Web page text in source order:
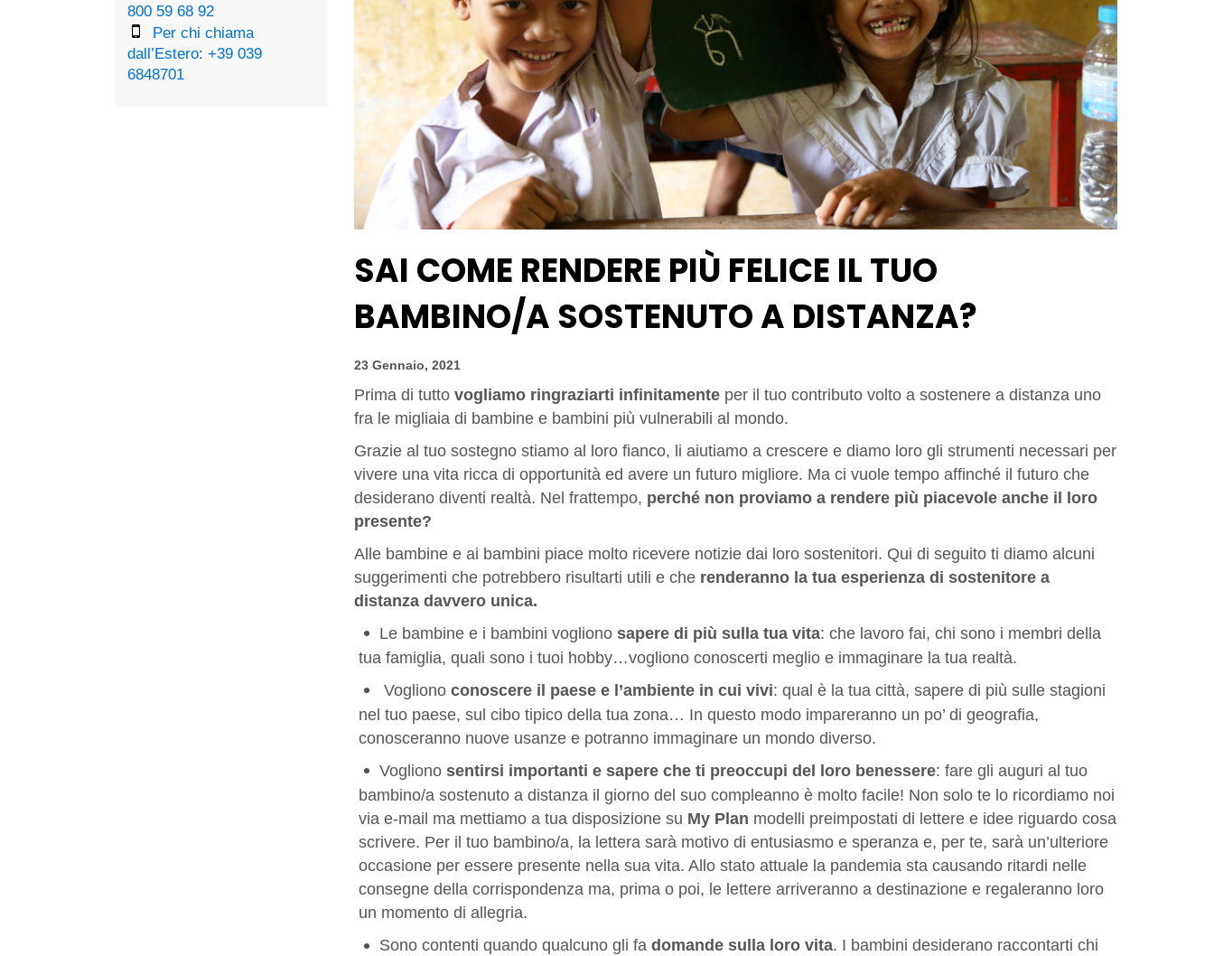
800 59 68 92
Per chi chiama
dall’Estero: +39 039
6848701
SAI COME RENDERE PIÙ FELICE IL TUO
BAMBINO/A SOSTENUTO A DISTANZA?
23 Gennaio, 2021
Prima di tutto vogliamo ringraziarti infinitamente per il tuo contributo volto a sostenere a distanza uno
fra le migliaia di bambine e bambini più vulnerabili al mondo.
Grazie al tuo sostegno stiamo al loro fianco, li aiutiamo a crescere e diamo loro gli strumenti necessari per
vivere una vita ricca di opportunità ed avere un futuro migliore. Ma ci vuole tempo affinché il futuro che
desiderano diventi realtà. Nel frattempo, perché non proviamo a rendere più piacevole anche il loro
presente?
Alle bambine e ai bambini piace molto ricevere notizie dai loro sostenitori. Qui di seguito ti diamo alcuni
suggerimenti che potrebbero risultarti utili e che renderanno la tua esperienza di sostenitore a
distanza davvero unica.
Le bambine e i bambini vogliono sapere di più sulla tua vita: che lavoro fai, chi sono i membri della
tua famiglia, quali sono i tuoi hobby…vogliono conoscerti meglio e immaginare la tua realtà.
Vogliono conoscere il paese e l’ambiente in cui vivi: qual è la tua città, sapere di più sulle stagioni
nel tuo paese, sul cibo tipico della tua zona… In questo modo impareranno un po’ di geografia,
conosceranno nuove usanze e potranno immaginare un mondo diverso.
Vogliono sentirsi importanti e sapere che ti preoccupi del loro benessere: fare gli auguri al tuo
bambino/a sostenuto a distanza il giorno del suo compleanno è molto facile! Non solo te lo ricordiamo noi
via e-mail ma mettiamo a tua disposizione su My Plan modelli preimpostati di lettere e idee riguardo cosa
scrivere. Per il tuo bambino/a, la lettera sarà motivo di entusiasmo e speranza e, per te, sarà un’ulteriore
occasione per essere presente nella sua vita. Allo stato attuale la pandemia sta causando ritardi nelle
consegne della corrispondenza ma, prima o poi, le lettere arriveranno a destinazione e regaleranno loro
un momento di allegria.
Sono contenti quando qualcuno gli fa domande sulla loro vita. I bambini desiderano raccontarti chi